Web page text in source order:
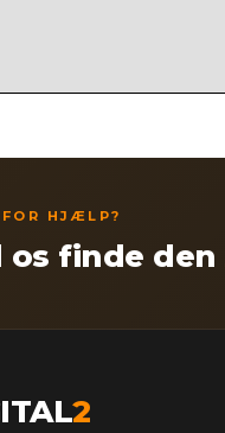
FOR HJÆLP?
os finde den
2